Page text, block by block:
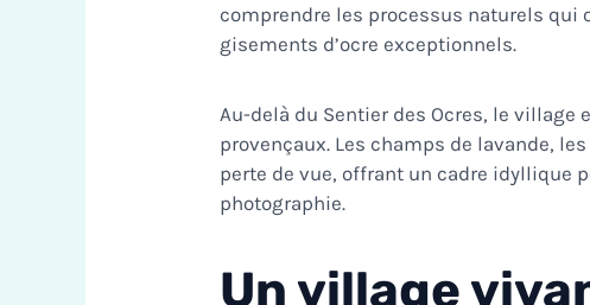
comprendre les processus naturels qui
gisements d’ocre exceptionnels.
Au-delà du Sentier des Ocres, le
provençaux. Les champs de lavande,
perte de vue, offrant un cadre idyllique
photographie.
Un village